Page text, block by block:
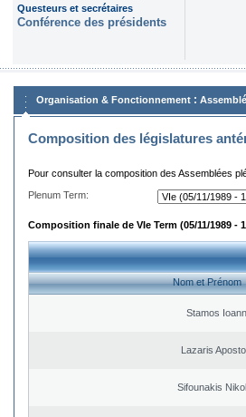
Questeurs et secrétaires
Conférence des présidents
Organisation & Fonctionnement :
Composition des législatures
Pour consulter la composition des Assemblées
Plenum Term:
Composition finale de VIe Term (05/11/1989 -
Nom et Prénom
Stamos
Lazaris
Sifounakis